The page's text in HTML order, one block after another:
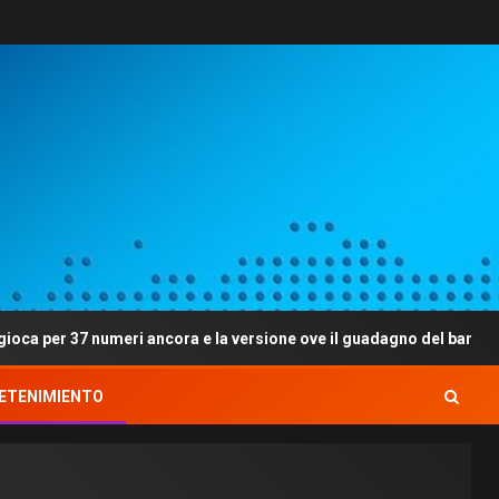
ancora e la versione ove il guadagno del banchetto e meno